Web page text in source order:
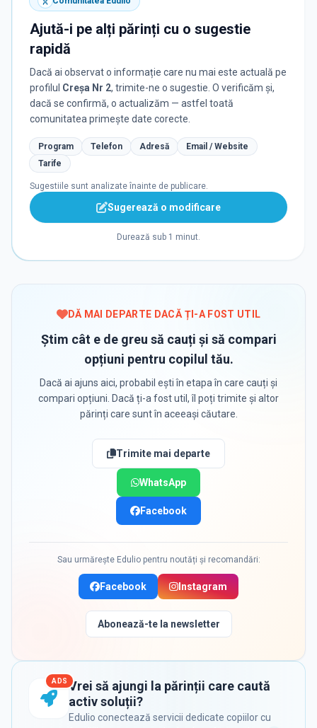
Ajută-i pe alți părinți cu o sugestie
rapidă
Dacă ai observat o informație care nu mai este actuală pe
profilul Creșa Nr 2, trimite-ne o sugestie. O verificăm și,
dacă se confirmă, o actualizăm — astfel toată
comunitatea primește date corecte.
Program Telefon Adresă
Email / Website
Tarife
Sugestiile sunt analizate înainte de publicare.
Sugerează o modificare
Durează sub 1 minut.
DĂ MAI DEPARTE DACĂ ȚI-A FOST UTIL
Știm cât e de greu să cauți și să compari
opțiuni pentru copilul tău.
Dacă ai ajuns aici, probabil ești în etapa în care cauți și
compari opțiuni. Dacă ți-a fost util, îl poți trimite și altor
părinți care sunt în aceeași căutare.
Trimite mai departe
WhatsApp
Facebook
Sau urmărește Edulio pentru noutăți și recomandări:
Facebook Instagram
Abonează-te la newsletter
ADS Vrei să ajungi la părinții care caută
activ soluții?
Edulio conectează servicii dedicate copiilor cu